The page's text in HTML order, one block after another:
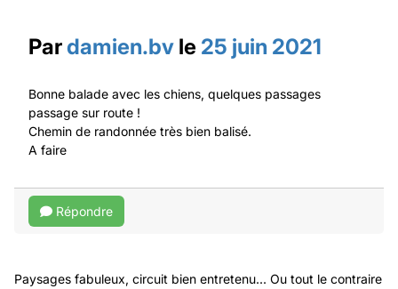
Pardamien.bv le 25 juin 2021
Bonne balade avec les chiens, quelques passages
passage sur route !
Chemin de randonnée très bien balisé.
A faire
Répondre
Paysages fabuleux, circuit bien entretenu... Ou tout le contraire